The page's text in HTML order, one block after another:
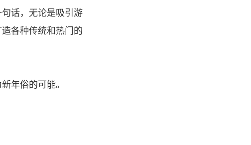
话，无论是吸引游
各种传统和热门的
年俗的可能。